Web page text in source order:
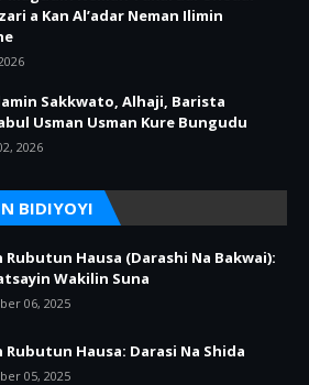
a Kan Al’adar Neman Ilimin
Sakkwato, Alhaji, Barista
Usman Usman Kure Bungudu
2026
BIDIYOYI
Rubutun Hausa (Darashi Na Bakwai):
Wakilin Suna
06, 2025
Rubutun Hausa: Darasi Na Shida
05, 2025